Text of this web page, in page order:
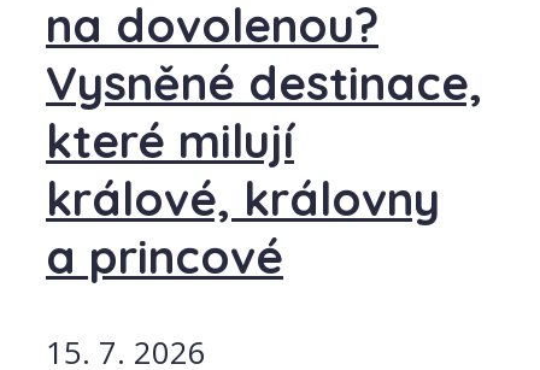
na dovolenou?
Vysněné destinace,
které milují
králové, královny
a princové
15. 7. 2026